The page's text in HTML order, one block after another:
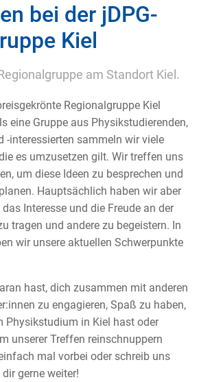
bei der jDPG-
Kiel
am Standort Kiel.
Regionalgruppe Kiel
eine Gruppe aus Physikstudierenden,
-interessierten sammeln wir viele
es umzusetzen gilt. Wir treffen uns
um diese Ideen zu besprechen und
Hauptsächlich haben wir aber
Interesse und die Freude an der
tragen und andere zu begeistern. In
wir unsere aktuellen Schwerpunkte
hast, dich zusammen mit anderen
zu engagieren, Spaß zu haben,
Physikstudium in Kiel hast oder
unserer Treffen reinschnuppern
mal vorbei oder schreib uns
gerne weiter!